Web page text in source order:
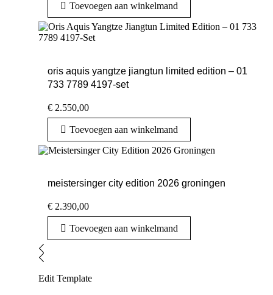
Toevoegen aan winkelmand
oris aquis yangtze jiangtun limited edition – 01
733 7789 4197-set
€ 2.550,00
Toevoegen aan winkelmand
meistersinger city edition 2026 groningen
€ 2.390,00
Toevoegen aan winkelmand
Edit Template